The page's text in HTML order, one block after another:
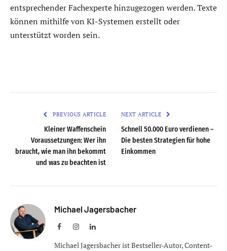
entsprechender Fachexperte hinzugezogen werden. Texte
können mithilfe von KI-Systemen erstellt oder
unterstützt worden sein.
PREVIOUS ARTICLE
Kleiner Waffenschein
Voraussetzungen: Wer ihn
braucht, wie man ihn bekommt
und was zu beachten ist
NEXT ARTICLE
Schnell 50.000 Euro verdienen –
Die besten Strategien für hohe
Einkommen
Michael Jagersbacher
FacebookInstagramLinkedIn
Michael Jagersbacher ist Bestseller-Autor, Content-